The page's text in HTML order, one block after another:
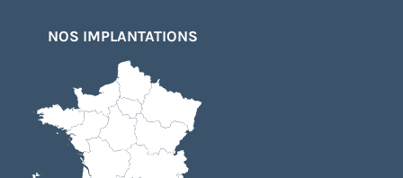
NOS IMPLANTATIONS